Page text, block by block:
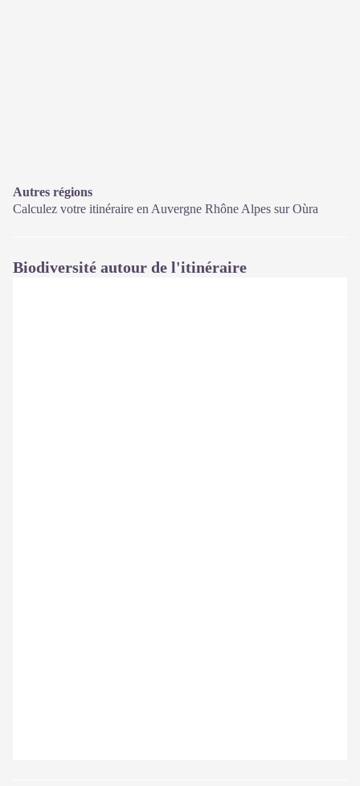
Autres régions
Calculez votre itinéraire en Auvergne Rhône Alpes surOùra
Biodiversité autour de l'itinéraire